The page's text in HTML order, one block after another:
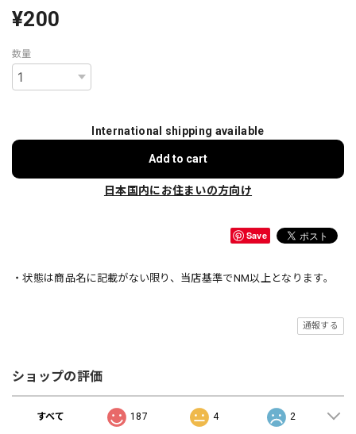
¥200
数量
International shipping available
Add to cart
日本国内にお住まいの方向け
Save
・状態は商品名に記載がない限り、当店基準でNM以上となります。
通報する
ショップの評価
すべて 187 4 2